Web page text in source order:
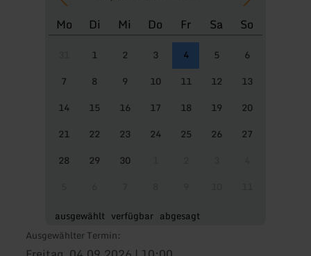
Mo Di Mi Do Fr Sa So
1 2 3 4 5
6
7
8 9 10 11 12
13
14
15 16 17 18 19
20
21
22 23 24 25 26
27
28
29 30
ausgewählt verfügbar abgesagt
Ausgewählter Termin: